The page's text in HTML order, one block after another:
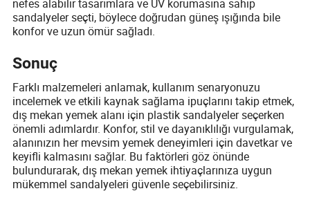
nefes alabilir tasarımlara ve UV korumasına sahip
sandalyeler seçti, böylece doğrudan güneş ışığında bile
konfor ve uzun ömür sağladı.
Sonuç
Farklı malzemeleri anlamak, kullanım senaryonuzu
incelemek ve etkili kaynak sağlama ipuçlarını takip etmek,
dış mekan yemek alanı için plastik sandalyeler seçerken
önemli adımlardır. Konfor, stil ve dayanıklılığı vurgulamak,
alanınızın her mevsim yemek deneyimleri için davetkar ve
keyifli kalmasını sağlar. Bu faktörleri göz önünde
bulundurarak, dış mekan yemek ihtiyaçlarınıza uygun
mükemmel sandalyeleri güvenle seçebilirsiniz.